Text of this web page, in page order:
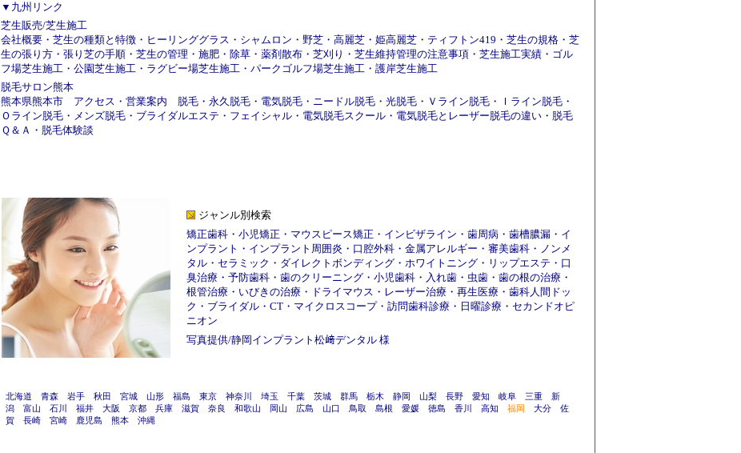
▼九州リンク
芝生販売/芝生施工
会社概要 ・ 芝生の種類と特徴 ・ ヒーリンググラス ・ シャムロン ・ 野芝 ・ 高麗芝 ・ 姫高麗芝 ・ ティフトン419 ・ 芝生の規格 ・ 芝
生の張り方 ・ 張り芝の手順 ・ 芝生の管理 ・ 施肥 ・ 除草 ・ 薬剤散布 ・ 芝刈り ・ 芝生維持管理の注意事項 ・ 芝生施工実績 ・ ゴル
フ場芝生施工 ・ 公園芝生施工 ・ ラグビー場芝生施工 ・ パークゴルフ場芝生施工 ・ 護岸芝生施工
脱毛サロン熊本
熊本県熊本市
アクセス ・ 営業案内 脱毛 ・ 永久脱毛 ・ 電気脱毛 ・ ニードル脱毛 ・ 光脱毛 ・ Ｖライン脱毛 ・ Ｉライン脱毛 ・
Ｏライン脱毛 ・ メンズ脱毛 ・ ブライダルエステ ・ フェイシャル ・ 電気脱毛スクール ・ 電気脱毛とレーザー脱毛の違い ・ 脱毛
Ｑ＆Ａ ・ 脱毛体験談
ジャンル別検索
矯正歯科 ・ 小児矯正 ・ マウスピース矯正 ・ インビザライン ・ 歯周病 ・ 歯槽膿漏 ・ イ
ンプラント ・ インプラント周囲炎 ・ 口腔外科 ・ 金属アレルギー ・ 審美歯科 ・ ノンメ
タル ・ セラミック ・ ダイレクトボンディング ・ ホワイトニング ・ リップエステ ・ 口
臭治療 ・ 予防歯科 ・ 歯のクリーニング ・ 小児歯科 ・ 入れ歯 ・ 虫歯 ・ 歯の根の治療 ・
根管治療 ・ いびきの治療 ・ ドライマウス ・ レーザー治療 ・ 再生医療 ・ 歯科人間ドッ
ク ・ ブライダル ・ CT ・ マイクロスコープ・ 訪問歯科診療 ・ 日曜診療 ・ セカンドオピ
ニオン
写真提供/静岡インプラント松﨑デンタル 様
北海道 青森 岩手 秋田 宮城 山形 福島 東京 神奈川 埼玉 千葉 茨城 群馬 栃木 静岡 山梨 長野 愛知 岐阜 三重
新
潟
富山 石川 福井 大阪 京都 兵庫 滋賀 奈良 和歌山 岡山 広島 山口 鳥取 島根 愛媛 徳島 香川 高知 福岡 大分
佐
賀
長崎 宮崎 鹿児島 熊本 沖縄